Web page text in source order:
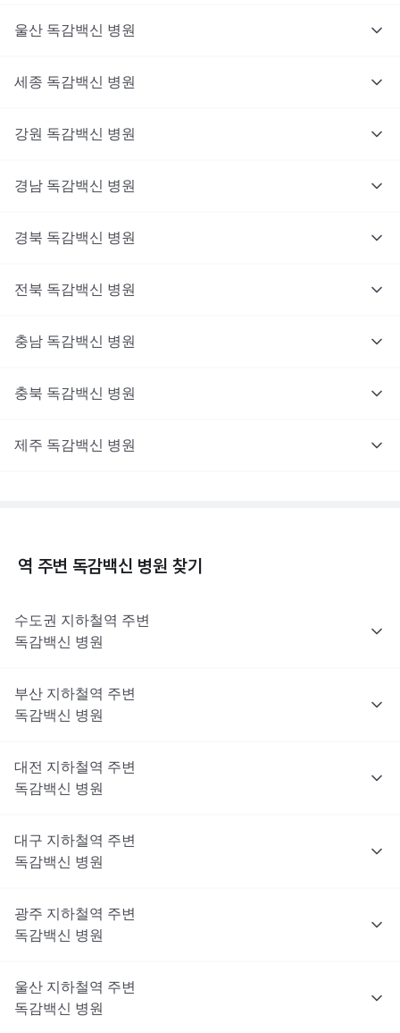
울산 독감백신 병원
세종 독감백신 병원
강원 독감백신 병원
경남 독감백신 병원
경북 독감백신 병원
전북 독감백신 병원
충남 독감백신 병원
충북 독감백신 병원
제주 독감백신 병원
역 주변 독감백신 병원 찾기
수도권 지하철역 주변
독감백신
병원
부산 지하철역 주변
독감백신
병원
대전 지하철역 주변
독감백신
병원
대구 지하철역 주변
독감백신
병원
광주 지하철역 주변
독감백신
병원
울산 지하철역 주변
독감백신
병원